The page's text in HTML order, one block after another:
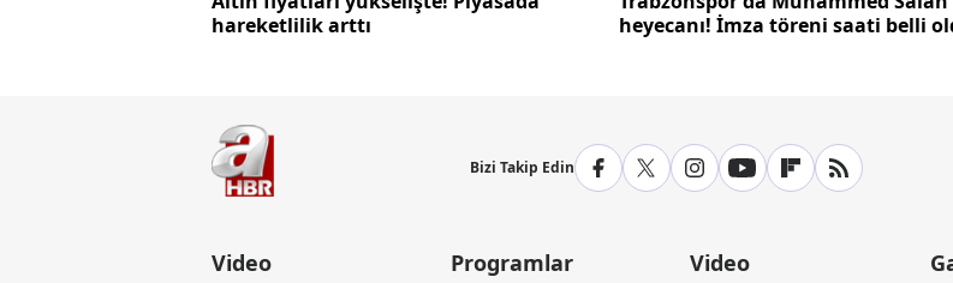
hareketlilik arttı
heyecanı! İmza töreni saati belli
Bizi Takip Edin
Video
Programlar
Video